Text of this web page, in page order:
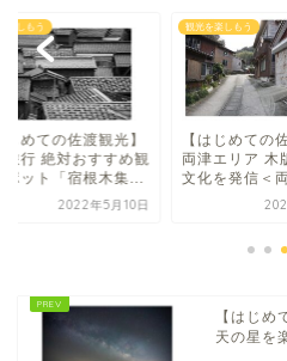
楽しもう
じめての佐渡観光】
旅行 絶対おすすめ観
ポット「宿根木集...
2022年5月10日
観光を楽しもう
【はじめての
両津エリア 木
文化を発信＜
【はじ
天の星を